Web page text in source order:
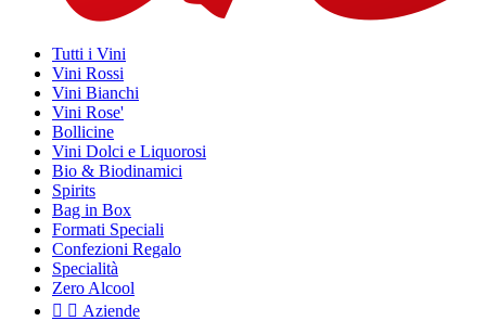
Tutti i Vini
Vini Rossi
Vini Bianchi
Vini Rose'
Bollicine
Vini Dolci e Liquorosi
Bio & Biodinamici
Spirits
Bag in Box
Formati Speciali
Confezioni Regalo
Specialità
Zero Alcool
  Aziende